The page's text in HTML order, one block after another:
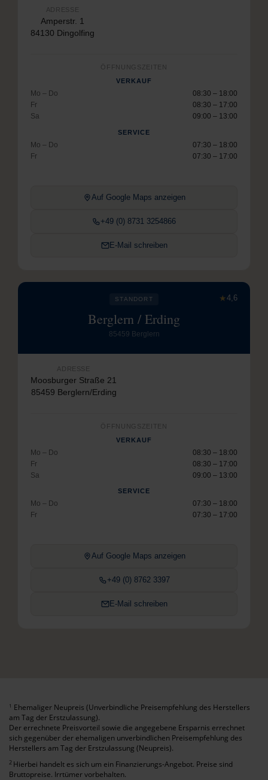
ADRESSE
Amperstr. 1
84130 Dingolfing
ÖFFNUNGSZEITEN
VERKAUF
Mo – Do
08:30 – 18:00
Fr
08:30 – 17:00
Sa
09:00 – 13:00
SERVICE
Mo – Do
07:30 – 18:00
Fr
07:30 – 17:00
Auf Google Maps anzeigen
+49 (0) 8731 3254866
E-Mail schreiben
★4,6
STANDORT
Berglern / Erding
85459 Berglern
ADRESSE
Moosburger Straße 21
85459 Berglern/Erding
ÖFFNUNGSZEITEN
VERKAUF
Mo – Do
08:30 – 18:00
Fr
08:30 – 17:00
Sa
09:00 – 13:00
SERVICE
Mo – Do
07:30 – 18:00
Fr
07:30 – 17:00
Auf Google Maps anzeigen
+49 (0) 8762 3397
E-Mail schreiben
1 Ehemaliger Neupreis (Unverbindliche Preisempfehlung des Herstellers
am Tag der Erstzulassung).
Der errechnete Preisvorteil sowie die angegebene Ersparnis errechnet
sich gegenüber der ehemaligen unverbindlichen Preisempfehlung des
Herstellers am Tag der Erstzulassung (Neupreis).
2 Hierbei handelt es sich um ein Finanzierungs-Angebot. Preise sind
Bruttopreise. Irrtümer vorbehalten.